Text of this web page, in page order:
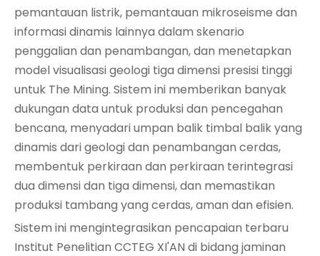
pemantauan listrik, pemantauan mikroseisme dan
informasi dinamis lainnya dalam skenario
penggalian dan penambangan, dan menetapkan
model visualisasi geologi tiga dimensi presisi tinggi
untuk The Mining. Sistem ini memberikan banyak
dukungan data untuk produksi dan pencegahan
bencana, menyadari umpan balik timbal balik yang
dinamis dari geologi dan penambangan cerdas,
membentuk perkiraan dan perkiraan terintegrasi
dua dimensi dan tiga dimensi, dan memastikan
produksi tambang yang cerdas, aman dan efisien.
Sistem ini mengintegrasikan pencapaian terbaru
Institut Penelitian CCTEG XI'AN di bidang jaminan